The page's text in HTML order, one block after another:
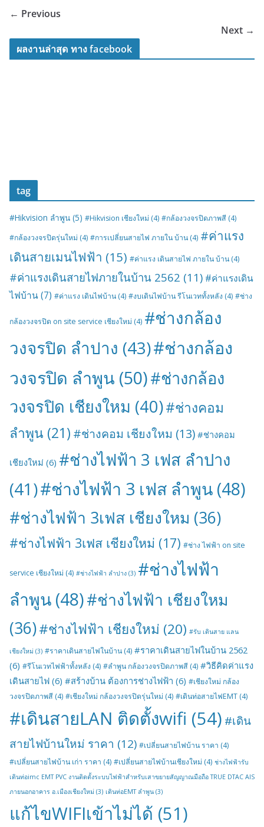
← Previous
Next →
ผลงานล่าสุด ทาง facebook
tag
#Hikvision ลำพูน (5) #Hikvision เชียงใหม่ (4) #กล้องวงจรปิดภาพสี (4)
#กล้องวงจรปิดรุ่นใหม่ (4) #การเปลี่ยนสายไฟ ภายใน บ้าน (4) #ค่าแรง
เดินสายเมนไฟฟ้า (15) #ค่าแรง เดินสายไฟ ภายใน บ้าน (4)
#ค่าแรงเดินสายไฟภายในบ้าน 2562 (11) #ค่าแรงเดิน
ไฟบ้าน(7) #ค่าแรง เดินไฟบ้าน (4) #งบเดินไฟบ้าน รีโนเวททั้งหลัง (4) #ช่าง
กล้องวงจรปิด on site service เชียงใหม่ (4) #ช่างกล้อง
วงจรปิด ลำปาง (43)#ช่างกล้อง
วงจรปิด ลำพูน (50)#ช่างกล้อง
วงจรปิด เชียงใหม (40)#ช่างคอม
ลำพูน (21) #ช่างคอม เชียงใหม (13) #ช่างคอม
เชียงใหม่ (6) #ช่างไฟฟ้า 3 เฟส ลำปาง
(41)#ช่างไฟฟ้า 3 เฟส ลำพูน (48)
#ช่างไฟฟ้า 3เฟส เชียงใหม (36)
#ช่างไฟฟ้า 3เฟส เชียงใหม่ (17) #ช่าง ไฟฟ้า on site
service เชียงใหม่ (4) #ช่างไฟฟ้า ลำปาง (3) #ช่างไฟฟ้า
ลำพูน (48)#ช่างไฟฟ้า เชียงใหม
(36)#ช่างไฟฟ้า เชียงใหม่ (20) #รับ เดินสาย แลน
เชียงใหม่ (3) #ราคาเดินสายไฟในบ้าน (4) #ราคาเดินสายไฟในบ้าน 2562
(6) #รีโนเวทไฟฟ้าทั้งหลัง (4) #ลำพูน กล้องวงจรปิดภาพสี (4) #วิธีคิดค่าแรง
เดินสายไฟ (6) #สร้างบ้าน ต้องการช่างไฟฟ้า (6) #เชียงใหม่ กล้อง
วงจรปิดภาพสี (4) #เชียงใหม่ กล้องวงจรปิดรุ่นใหม่ (4) #เดินท่อสายไฟEMT (4)
#เดินสายLAN ติดตั้งwifi (54) #เดิน
สายไฟบ้านใหม่ ราคา (12) #เปลี่ยนสายไฟบ้าน ราคา (4)
#เปลี่ยนสายไฟบ้าน เก่า ราคา (4) #เปลี่ยนสายไฟบ้านเชียงใหม่ (4) ช่างไฟฟ้ารับ
เดินท่อimc EMT PVC งานติดตั้งระบบไฟฟ้าสำหรับเสาขยายสัญญาณมือถือ TRUE DTAC AIS
ภายนอกอาคาร อ.เมืองเชียงใหม่ (3) เดินท่อEMT ลำพูน (3)
แก้ไขWIFIเข้าไม่ได้ (51)